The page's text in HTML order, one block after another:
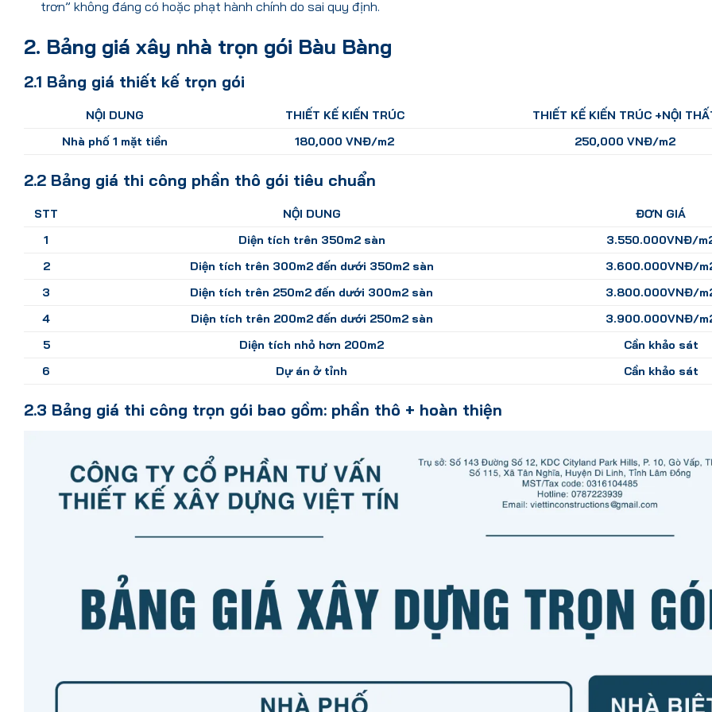
trơn” không đáng có hoặc phạt hành chính do sai quy định.
2. Bảng giá xây nhà trọn gói Bàu Bàng
2.1 Bảng giá thiết kế trọn gói
NỘI DUNG THIẾT KẾ KIẾN TRÚC
THIẾT KẾ KIẾN TRÚC +NỘI
Nhà phố 1 mặt tiền
180,000 VNĐ/m2 250,000 VNĐ/m2
2.2 Bảng giá thi công phần thô gói tiêu chuẩn
STT NỘI DUNG
ĐƠN GIÁ
1
Diện tích trên 350m2 sàn
3.550.000VNĐ/
2
Diện tích trên 300m2 đến dưới 350m2 sàn
3.600.000VNĐ/
3
Diện tích trên 250m2 đến dưới 300m2 sàn
3.800.000VNĐ/
4
Diện tích trên 200m2 đến dưới 250m2 sàn
3.900.000VNĐ/
5
Diện tích nhỏ hơn 200m2
Cần khảo sát
6
Dự án ở tỉnh Cần khảo sát
2.3 Bảng giá thi công trọn gói bao gồm: phần thô + hoàn thiện